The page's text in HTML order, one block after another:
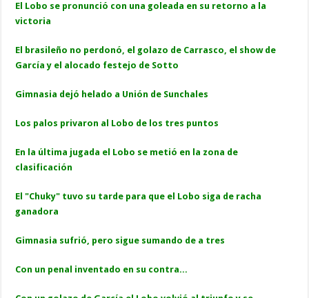
El Lobo se pronunció con una goleada en su retorno a la
victoria
El brasileño no perdonó, el golazo de Carrasco, el show de
García y el alocado festejo de Sotto
Gimnasia dejó helado a Unión de Sunchales
Los palos privaron al Lobo de los tres puntos
En la última jugada el Lobo se metió en la zona de
clasificación
El "Chuky" tuvo su tarde para que el Lobo siga de racha
ganadora
Gimnasia sufrió, pero sigue sumando de a tres
Con un penal inventado en su contra...